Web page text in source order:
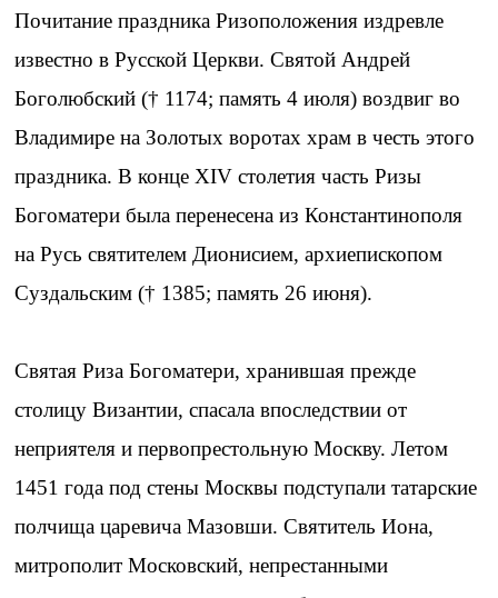
Почитание праздника Ризоположения издревле
известно в Русской Церкви. Святой Андрей
Боголюбский († 1174; память 4 июля) воздвиг во
Владимире на Золотых воротах храм в честь этого
праздника. В конце ХIV столетия часть Ризы
Богоматери была перенесена из Константинополя
на Русь святителем Дионисием, архиепископом
Суздальским († 1385; память 26 июня).
Святая Риза Богоматери, хранившая прежде
столицу Византии, спасала впоследствии от
неприятеля и первопрестольную Москву. Летом
1451 года под стены Москвы подступали татарские
полчища царевича Мазовши. Святитель Иона,
митрополит Московский, непрестанными